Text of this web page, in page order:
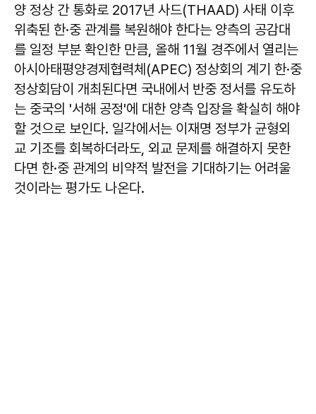
​​​​​​양 정상 간 통화로 2017년 사드(THAAD) 사태 이후
위축된 한·중 관계를 복원해야 한다는 양측의 공감대
를 일정 부분 확인한 만큼, 올해 11월 경주에서 열리는
아시아태평양경제협력체(APEC) 정상회의 계기 한·중
정상회담이 개최된다면 국내에서 반중 정서를 유도하
는 중국의 '서해 공정'에 대한 양측 입장을 확실히 해야
할 것으로 보인다. 일각에서는 이재명 정부가 균형외
교 기조를 회복하더라도, 외교 문제를 해결하지 못한
다면 한·중 관계의 비약적 발전을 기대하기는 어려울
것이라는 평가도 나온다.